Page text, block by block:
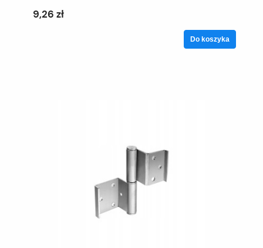
9,26 zł
Do koszyka